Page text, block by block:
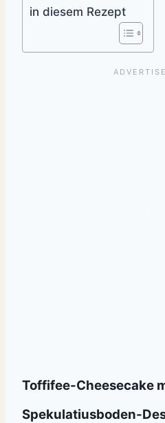
in diesem Rezept
Toffifee-Cheesecake
Spekulatiusboden-